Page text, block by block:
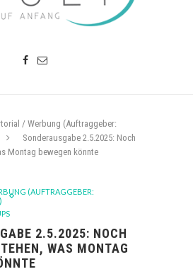
/ Werbung (Auftraggeber:
Sonderausgabe 2.5.2025: Noch
Montag bewegen könnte
(AUFTRAGGEBER:
2.5.2025: NOCH
WAS MONTAG